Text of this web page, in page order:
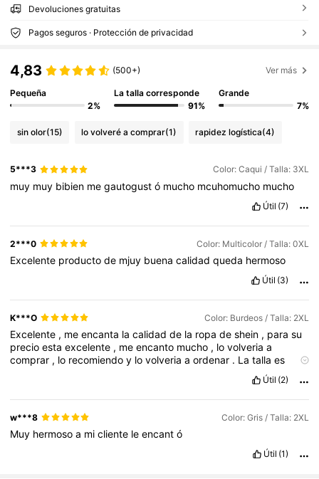
Devoluciones gratuitas
Pagos seguros · Protección de privacidad
4,83 (500+) Ver más
Pequeña
2%
La talla corresponde
91%
Grande
7%
sin olor(15) lo volveré a comprar(1) rapidez logística(4)
5***3 Color: Caqui / Talla: 3XL
muy muy bibien megautogustó mucho mcuhomucho mucho
Útil (7)
2***0 Color: Multicolor / Talla: 0XL
Excelente productode mjuy buenacalidadqueda hermoso
Útil (3)
K***O Color: Burdeos / Talla: 2XL
Excelente , meencanta lacalidadde la ropadeshein , parasu
precioestaexcelente , meencanto mucho , lovolveriaa
comprar , lo recomiendoy lovolveriaaordenar . Latallaes
todo
Útil (2)
w***8 Color: Gris / Talla: 2XL
Muy hermosoa micliente leencantó
Útil (1)